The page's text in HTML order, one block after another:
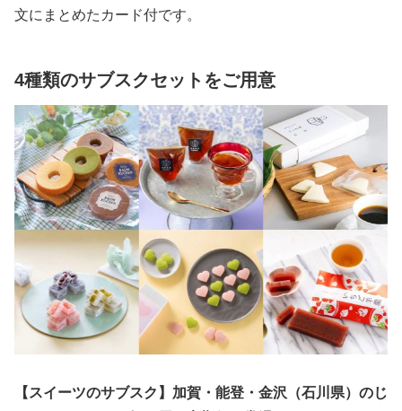
文にまとめたカード付です。
4種類のサブスクセットをご用意
【スイーツのサブスク】加賀・能登・金沢（石川県）のじ